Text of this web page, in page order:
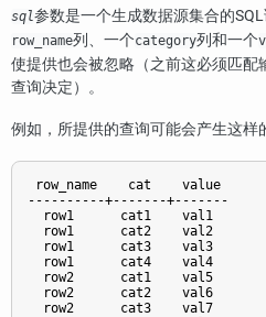
sql参数是一个生成数据源集合的
row_name列、一个category列和一个
使提供也会被忽略（之前这必须匹配
查询决定）。
例如，所提供的查询可能会产生这样
row_name    cat    value
----------+-------+-------
  row1      cat1    val1
  row1      cat2    val2
  row1      cat3    val3
  row1      cat4    val4
  row2      cat1    val5
  row2      cat2    val6
  row2      cat3    val7